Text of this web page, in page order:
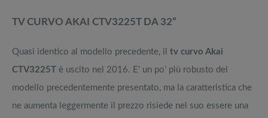
TV CURVO AKAI CTV3225T DA 32”
Quasi identico al modello precedente, il tv curvo Akai
CTV3225T è uscito nel 2016. E’ un po’ più robusto del
modello precedentemente presentato, ma la caratteristica che
ne aumenta leggermente il prezzo risiede nel suo essere una